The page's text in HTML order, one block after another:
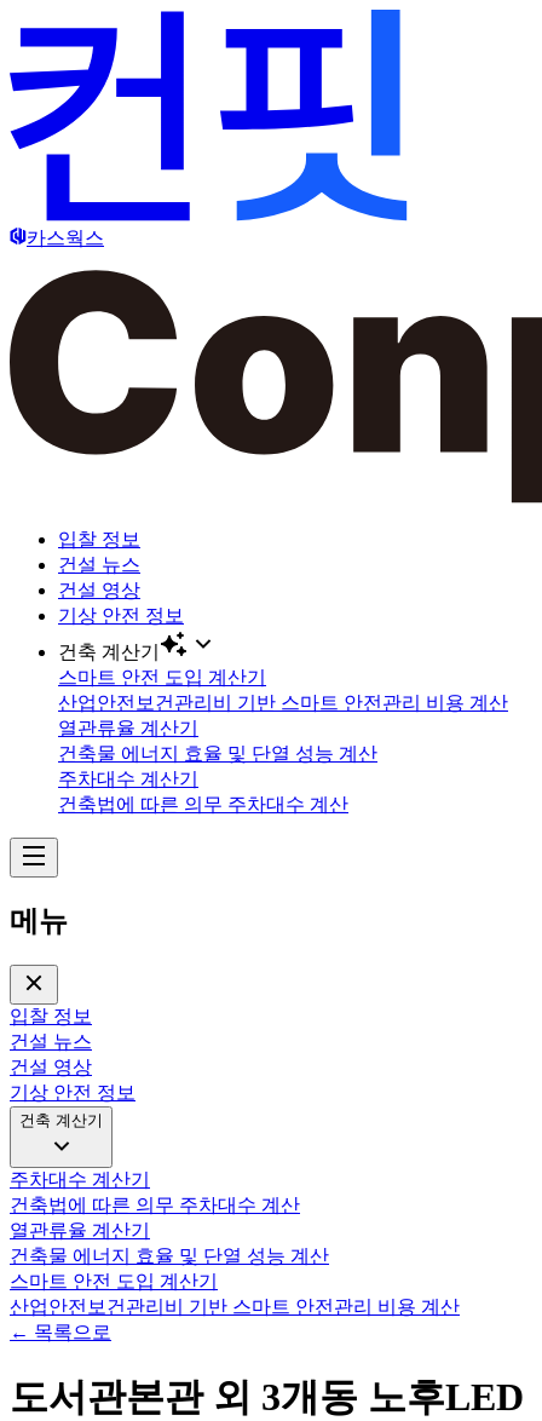
카스웍스
입찰 정보
건설 뉴스
건설 영상
기상 안전 정보
건축 계산기
스마트 안전 도입 계산기
산업안전보건관리비 기반 스마트 안전관리 비용 계산
열관류율 계산기
건축물 에너지 효율 및 단열 성능 계산
주차대수 계산기
건축법에 따른 의무 주차대수 계산
메뉴
입찰 정보
건설 뉴스
건설 영상
기상 안전 정보
건축 계산기
주차대수 계산기
건축법에 따른 의무 주차대수 계산
열관류율 계산기
건축물 에너지 효율 및 단열 성능 계산
스마트 안전 도입 계산기
산업안전보건관리비 기반 스마트 안전관리 비용 계산
← 목록으로
도서관본관 외 3개동 노후LED